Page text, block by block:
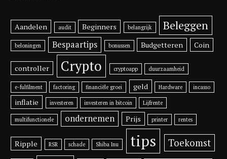
Aandelen audit Beginners belangrijk Beleggen
beloningen Bespaartips bonussen Budgetteren Coin
controller Crypto cryptoapp duurzaamheid
e-fulfilment factoring financiële groei geld Hardware incasso
inflatie investeren investeren in bitcoin Lijfrente
multifunctionele ondernemen Prijs printer rentes
Ripple RSR schade Shiba Inu tips Toekomst